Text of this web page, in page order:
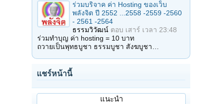
ร่วมบริจาค ค่า Hosting ของเว็บ
พลังจิต ปี 2552 ...2558 -2559 -2560
- 2561 -2564
ธรรมวิวัฒน์ ตอบ เสาร์ เวลา 23:48
ร่วมทำบุญ ค่า hosting = 10 บาท
ถวายเป็นพุทธบูชา ธรรมบูชา สังฆบูชา…
แชร์หน้านี้
แนะนำ